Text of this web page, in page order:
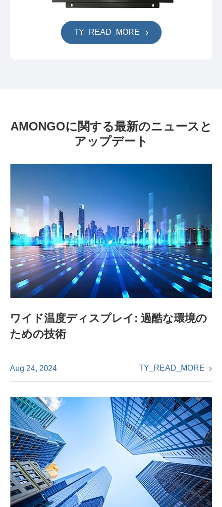
TY_READ_MORE
AMONGOに関する最新のニュースと
アップデート
ワイド温度ディスプレイ: 過酷な環境の
ための技術
Aug 24, 2024 TY_READ_MORE